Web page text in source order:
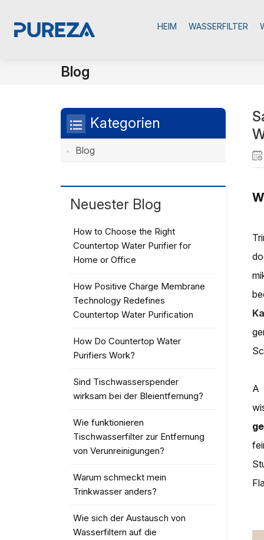
HEIM WASSERFILTER
Blog
A
Kategorien
Blog
Neuester Blog
How to Choose the Right
Countertop Water Purifier for
Home or Office
How Positive Charge Membrane
Technology Redefines
Countertop Water Purification
How Do Countertop Water
Purifiers Work?
Sind Tischwasserspender
wirksam bei der Bleientfernung?
Wie funktionieren
Tischwasserfilter zur Entfernung
von Verunreinigungen?
Warum schmeckt mein
Trinkwasser anders?
Wie sich der Austausch von
Wasserfiltern auf die